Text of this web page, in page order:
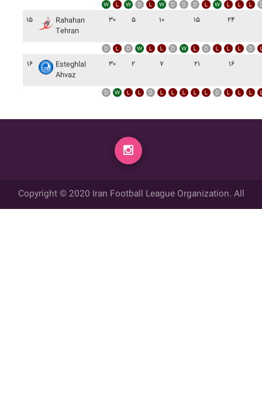
۱۵
Rahahan
Tehran
۳۰ ۵ ۱۰ ۱۵ ۲۴
۱۶
Esteghlal
Ahvaz
۳۰ ۲ ۷ ۲۱ ۱۶
Copyright © 2020 Iran Football League Organization. All